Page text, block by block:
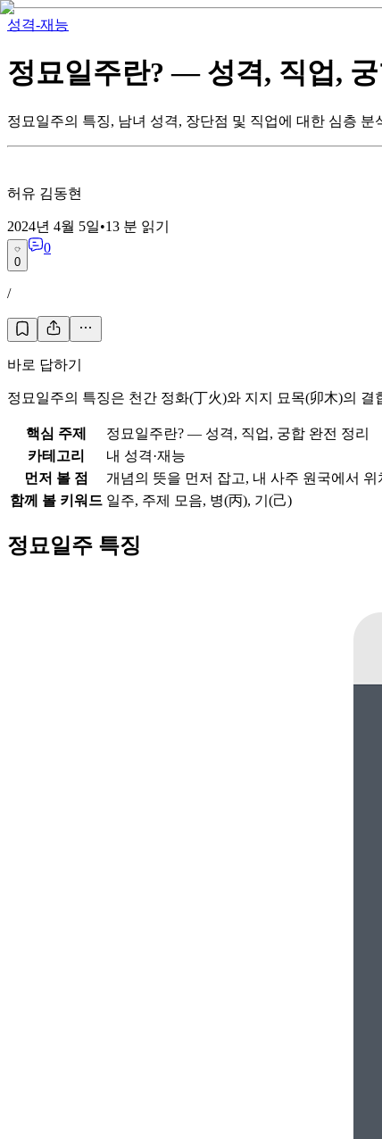
성격-재능
정묘일주란? — 성격, 직업,
정묘일주의 특징, 남녀 성격, 장단점 및 직업에 대한 심층 분
허유 김동현
2024년 4월 5일•13 분 읽기
0
0
/
바로 답하기
정묘일주의 특징은 천간 정화(丁火)와 지지 묘목(卯木)의
핵심 주제
정묘일주란? — 성격, 직업, 궁합 완전 정리
카테고리
내 성격·재능
먼저 볼 점
개념의 뜻을 먼저 잡고, 내 사주 원국에서
함께 볼 키워드 일주, 주제 모음, 병(丙), 기(己)
정묘일주 특징